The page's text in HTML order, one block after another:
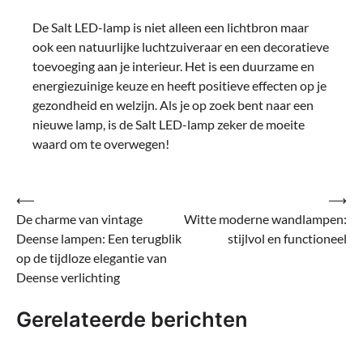
De Salt LED-lamp is niet alleen een lichtbron maar
ook een natuurlijke luchtzuiveraar en een decoratieve
toevoeging aan je interieur. Het is een duurzame en
energiezuinige keuze en heeft positieve effecten op je
gezondheid en welzijn. Als je op zoek bent naar een
nieuwe lamp, is de Salt LED-lamp zeker de moeite
waard om te overwegen!
Bericht
navigatie
⟵
De charme van vintage
Deense lampen: Een terugblik
op de tijdloze elegantie van
Deense verlichting
Witte moderne wandlampen:
stijlvol en functioneel
⟶
Gerelateerde berichten